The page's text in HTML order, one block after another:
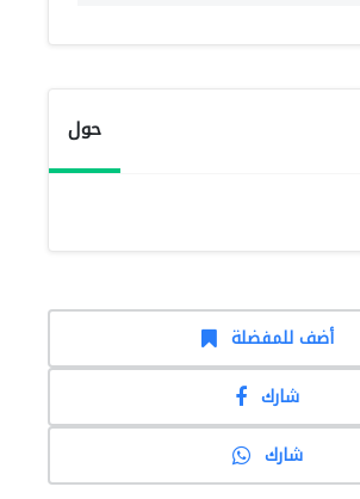
حول
أضف للمفضلة
شارك
شارك